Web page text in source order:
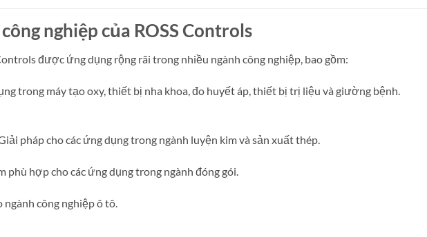
nghiệp của ROSS Controls
được ứng dụng rộng rãi trong nhiều ngành công nghiệp, bao gồm:
trong máy tạo oxy, thiết bị nha khoa, đo huyết áp, thiết bị trị liệu và giường bệnh.
pháp cho các ứng dụng trong ngành luyện kim và sản xuất thép.
phù hợp cho các ứng dụng trong ngành đóng gói.
ngành công nghiệp ô tô.